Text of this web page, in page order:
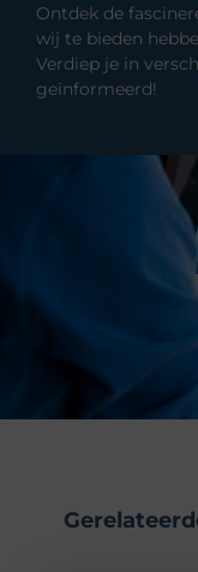
Ontdek de
wij te bieden
Verdiep je in
geïnformeerd!